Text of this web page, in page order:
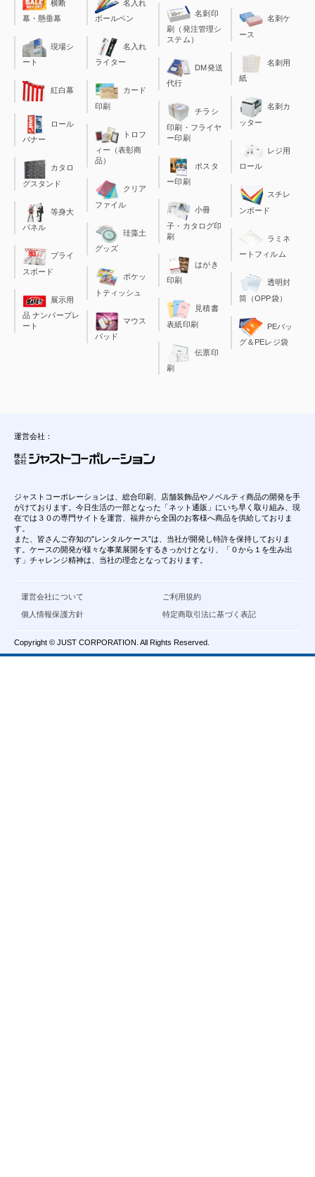
横断
幕・懸垂幕
現場シ
ート
紅白幕
ロール
バナー
カタロ
グスタンド
等身大
パネル
プライ
スボード
展示用
品 ナンバープレ
ート
名入れ
ボールペン
名入れ
ライター
カード
印刷
トロフ
ィー（表彰商
品）
クリア
ファイル
珪藻土
グッズ
ポケッ
トティッシュ
マウス
パッド
名刺印
刷（発注管理シ
ステム）
DM発送
代行
チラシ
印刷・フライヤ
ー印刷
ポスタ
ー印刷
小冊
子・カタログ印
刷
はがき
印刷
見積書
表紙印刷
伝票印
刷
名刺ケ
ース
名刺用
紙
名刺カ
ッター
レジ用
ロール
スチレ
ンボード
ラミネ
ートフィルム
透明封
筒（OPP袋）
PEバッ
グ＆PEレジ袋
運営会社：
ジャストコーポレーションは、総合印刷、店舗装飾品やノベルティ商品の開発を手
がけております。今日生活の一部となった「ネット通販」にいち早く取り組み、現
在では３０の専門サイトを運営、福井から全国のお客様へ商品を供給しておりま
す。
また、皆さんご存知の”レンタルケース”は、当社が開発し特許を保持しておりま
す。ケースの開発が様々な事業展開をするきっかけとなり、「０から１を生み出
す」チャレンジ精神は、当社の理念となっております。
運営会社について
個人情報保護方針
ご利用規約
特定商取引法に基づく表記
Copyright © JUST CORPORATION. All Rights Reserved.